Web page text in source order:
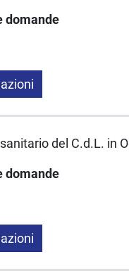
domande
del C.d.L. in
domande